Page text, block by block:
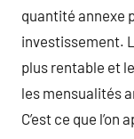
quantité annexe
investissement.
plus rentable et
les mensualités
C’est ce que